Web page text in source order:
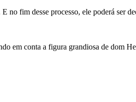
no fim desse processo, ele poderá ser
em conta a figura grandiosa de dom